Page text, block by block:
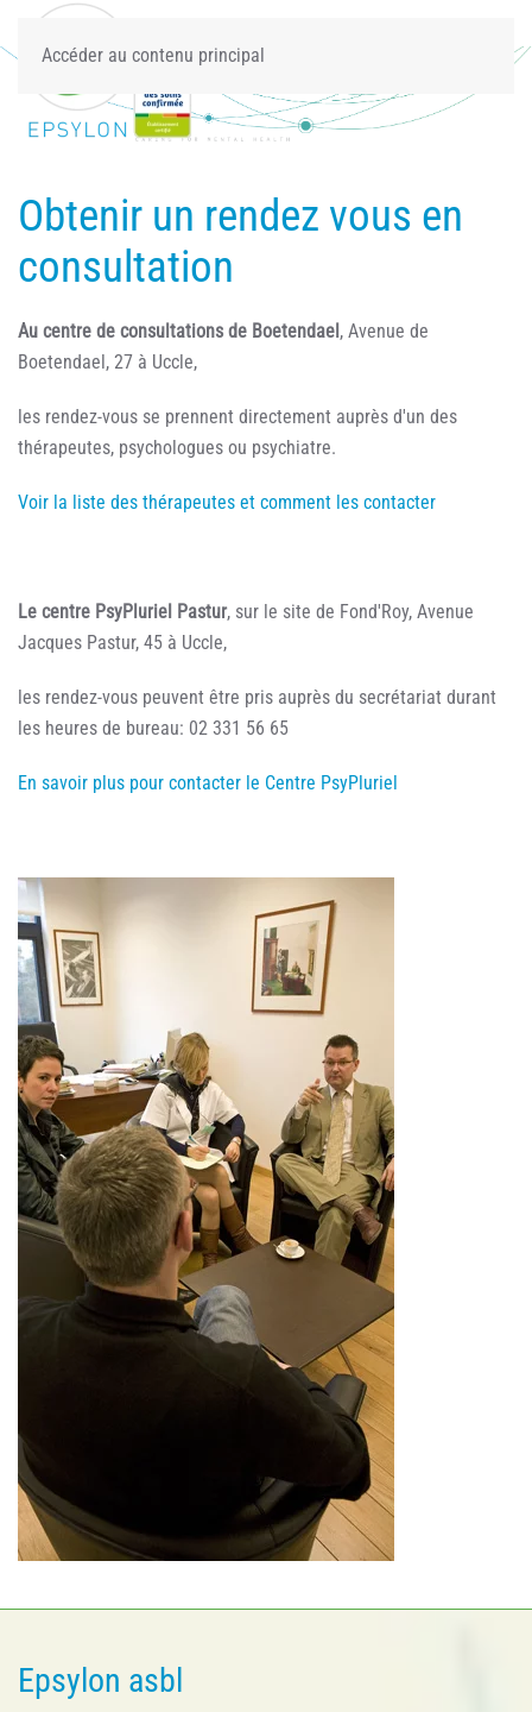
Accéder au contenu principal
Obtenir un rendez vous en
consultation
Au centre de consultations de Boetendael, Avenue de
Boetendael, 27 à Uccle,
les rendez-vous se prennent directement auprès d'un des
thérapeutes, psychologues ou psychiatre.
Voir la liste des thérapeutes et comment les contacter
Le centre PsyPluriel Pastur, sur le site de Fond'Roy, Avenue
Jacques Pastur, 45 à Uccle,
les rendez-vous peuvent être pris auprès du secrétariat durant
les heures de bureau: 02 331 56 65
En savoir plus pour contacter le Centre PsyPluriel
Epsylon asbl